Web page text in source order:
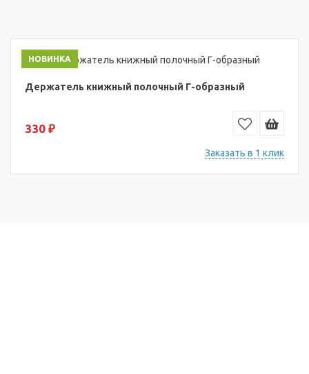
НОВИНКА
Держатель книжный полочный Г-образный
330 ₽
Заказать в 1 клик